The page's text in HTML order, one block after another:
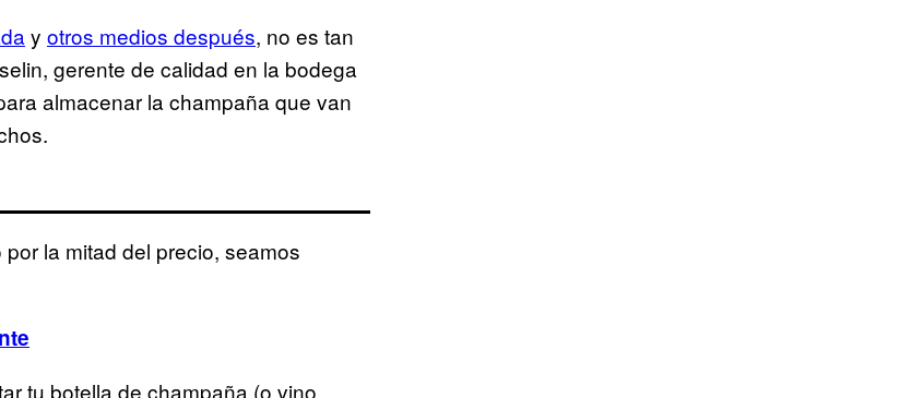
y otros medios después, no es tan
gerente de calidad en la bodega
almacenar la champaña que van
la mitad del precio, seamos
tu botella de champaña (o vino